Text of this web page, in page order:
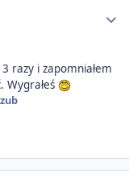
razy i zapomniałem
Wygrałeś